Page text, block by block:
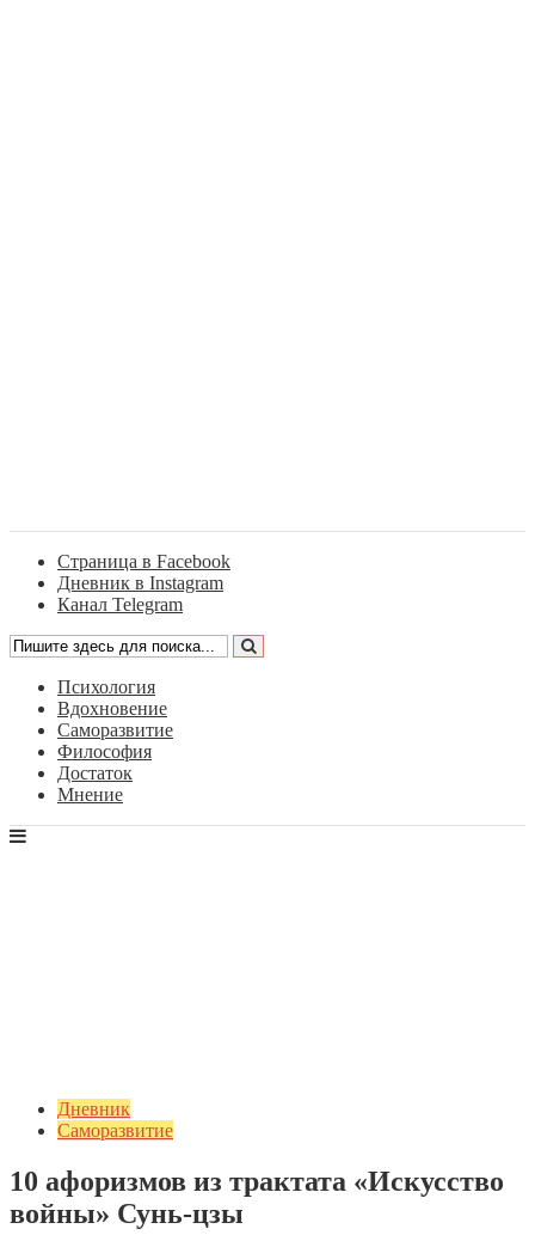
Страница в Facebook
Дневник в Instagram
Канал Telegram
Психология
Вдохновение
Саморазвитие
Философия
Достаток
Мнение
Дневник
Саморазвитие
10 афоризмов из трактата «Искусство
войны» Сунь-цзы